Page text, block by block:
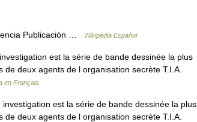
Publicación … Wikipedia Español
est la série de bande dessinée la plus
deux agents de l organisation secrète T.I.A.
en Français
est la série de bande dessinée la plus
deux agents de l organisation secrète T.I.A.